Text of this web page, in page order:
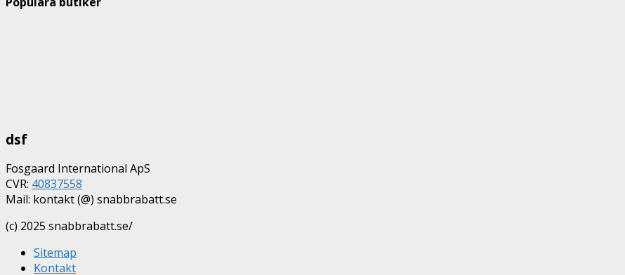
dsf
Fosgaard International ApS
CVR: 40837558
Mail: kontakt (@) snabbrabatt.se
(c) 2025 snabbrabatt.se/
Sitemap
Kontakt